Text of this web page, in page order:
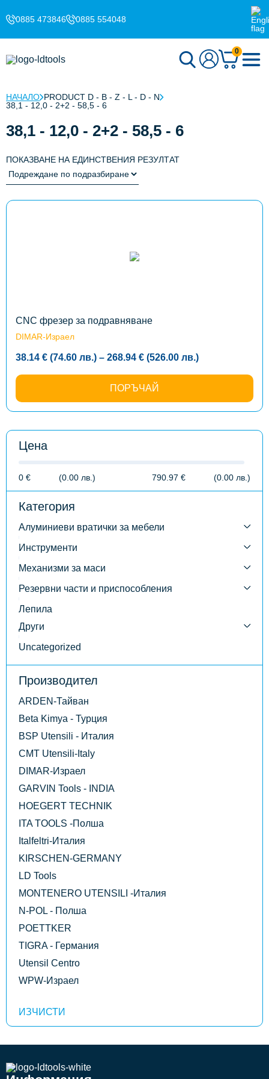
0885 473846 0885 554048
0
НАЧАЛО PRODUCT D - B - Z - L - D - N
38,1 - 12,0 - 2+2 - 58,5 - 6
38,1 - 12,0 - 2+2 - 58,5 - 6
ПОКАЗВАНЕ НА ЕДИНСТВЕНИЯ РЕЗУЛТАТ
CNC фрезер за подравняване
DIMAR-Израел
38.14 € (74.60 лв.) – 268.94 € (526.00 лв.)Price
38.14 €
through
268.94 €
лв.)
ПОРЪЧАЙ
the
product
page
Цена
0 € (0.00 лв. ) 790.97 € (0.00 лв. )
Категория
Алуминиеви вратички за мебели
Инструменти
Механизми за маси
Резервни части и приспособления
Лепила
Други
Uncategorized
Производител
ARDEN-Тайван
Beta Kimya - Турция
BSP Utensili - Италия
CMT Utensili-Italy
DIMAR-Израел
GARVIN Tools - INDIA
HOEGERT TECHNIK
ITA TOOLS -Полша
Italfeltri-Италия
KIRSCHEN-GERMANY
LD Tools
MONTENERO UTENSILI -Италия
N-POL - Полша
POETTKER
TIGRA - Германия
Utensil Centro
WPW-Израел